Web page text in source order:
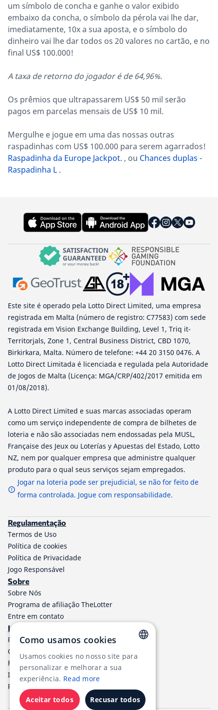
um símbolo de concha e ganhe o valor exibido
embaixo da concha, o símbolo da pérola vai lhe dar,
imediatamente, 10x a sua aposta, e o símbolo do
dinheiro vai lhe dar todos os 20 valores no cartão, e no
final US$ 100.000!
A taxa de retorno do jogador é de 64,96%.
Os prêmios que ultrapassarem US$ 50 mil serão
pagos em parcelas mensais de US$ 10 mil.
Mergulhe e jogue em uma das nossas outras
raspadinhas com US$ 100.000 para serem agarrados!
Raspadinha da Europe Jackpot. , ou Chances duplas -
Raspadinha L .
Este site é operado pela Lotto Direct Limited, uma empresa
registrada em Malta (número de registro: C77583) com sede
registrada em Vision Exchange Building, Level 1, Triq it-
Territorjals, Zone 1, Central Business District, CBD 1070,
Birkirkara, Malta. Número de telefone: +44 20 3150 0476. A
Lotto Direct Limitada é licenciada e regulada pela Autoridade
de Jogos de Malta (Licença: MGA/CRP/402/2017 emitida em
01/08/2018).
A Lotto Direct Limited e suas marcas associadas operam
como um serviço independente de compra de bilhetes de
loteria e não são associadas nem endossadas pela MUSL,
Française des Jeux ou Loterías y Apuestas del Estado, Lotto
NZ, nem por qualquer empresa que administre qualquer
produto para o qual seus serviços sejam empregados.
Jogar na loteria pode ser prejudicial, se não for feito de
forma controlada. Jogue com responsabilidade.
Regulamentação
Termos de Uso
Política de cookies
Política de Privacidade
Jogo Responsável
Sobre
Sobre Nós
Programa de afiliação TheLotter
Entre em contato
Informações
Resultados de Loteria
Central de ajuda
Formas de pagamento
Impostos loteria
RSS
ENGLISH
Como usamos cookies
Usamos cookies no nosso site para
personalizar e melhorar a sua
experiência. Read more
Aceitar todos Recusar todos